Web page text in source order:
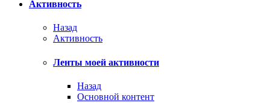
Активность
Назад
Активность
Ленты моей активности
Назад
Основной контент